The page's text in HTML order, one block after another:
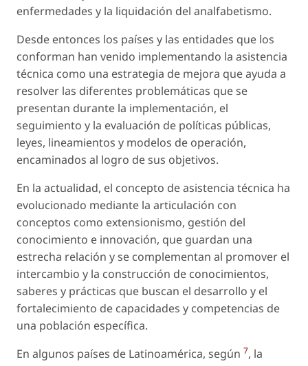
enfermedades y la liquidación del analfabetismo.
Desde entonces los países y las entidades que los
conforman han venido implementando la asistencia
técnica como una estrategia de mejora que ayuda a
resolver las diferentes problemáticas que se
presentan durante la implementación, el
seguimiento y la evaluación de políticas públicas,
leyes, lineamientos y modelos de operación,
encaminados al logro de sus objetivos.
En la actualidad, el concepto de asistencia técnica ha
evolucionado mediante la articulación con
conceptos como extensionismo, gestión del
conocimiento e innovación, que guardan una
estrecha relación y se complementan al promover el
intercambio y la construcción de conocimientos,
saberes y prácticas que buscan el desarrollo y el
fortalecimiento de capacidades y competencias de
una población específica.
En algunos países de Latinoamérica, según 7, la